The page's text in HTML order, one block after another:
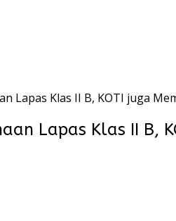
Lapas Klas II B, KOTI juga
Lapas Klas II B,